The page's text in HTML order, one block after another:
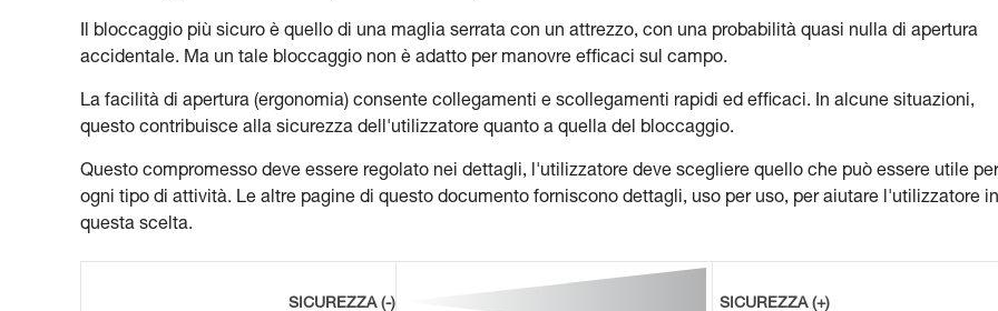
Il bloccaggio più sicuro è quello di una maglia serrata con un attrezzo, con una probabilità quasi nulla di apertura
accidentale. Ma un tale bloccaggio non è adatto per manovre efficaci sul campo.
La facilità di apertura (ergonomia) consente collegamenti e scollegamenti rapidi ed efficaci. In alcune situazioni,
questo contribuisce alla sicurezza dell'utilizzatore quanto a quella del bloccaggio.
Questo compromesso deve essere regolato nei dettagli, l'utilizzatore deve scegliere quello che può essere utile per
ogni tipo di attività. Le altre pagine di questo documento forniscono dettagli, uso per uso, per aiutare l'utilizzatore in
questa scelta.
SICUREZZA (-) SICUREZZA (+)